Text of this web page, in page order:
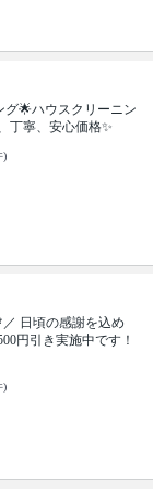
グ🌟ハウスクリーニン
丁寧、安心価格✨
)
日頃の感謝を込め
円引き実施中です！
)